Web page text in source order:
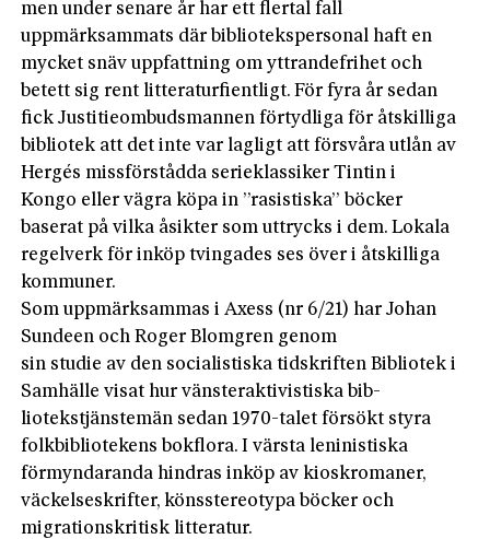
men under senare år har ett flertal fall
uppmärksammats där bibliotekspersonal haft en
mycket snäv uppfattning om yttrandefrihet och
betett sig rent litteraturfientligt. För fyra år sedan
fick Justitieombudsmannen förtydliga för åtskilliga
bibliotek att det inte var lagligt att försvåra utlån av
Hergés missförstådda serieklassiker Tintin i
Kongo eller vägra köpa in ”rasistiska” böcker
baserat på vilka åsikter som uttrycks i dem. Lokala
regelverk för inköp tvingades ses över i åtskilliga
kommuner.
Som uppmärksammas i Axess (nr 6/21) har Johan
Sundeen och Roger Blomgren genom
sin studie av den socialistiska tidskriften Biblio­tek i
Samhälle visat hur vänsteraktivistiska ­bib­-
lio­tekstjänstemän sedan 1970-talet försökt ­styra
folkbibliotekens bokflora. I värsta leninistiska
förmyndaranda hindras inköp av kioskromaner,
väckelseskrifter, könsstereotypa böcker och
migrationskritisk litteratur.